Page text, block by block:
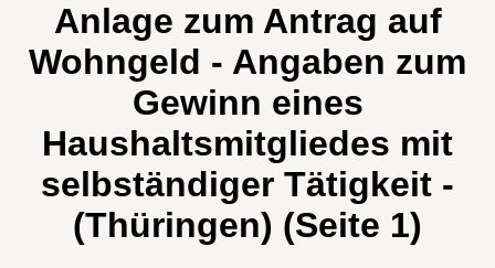
Anlage zum Antrag auf
Wohngeld - Angaben zum
Gewinn eines
Haushaltsmitgliedes mit
selbständiger Tätigkeit -
(Thüringen) (Seite 1)